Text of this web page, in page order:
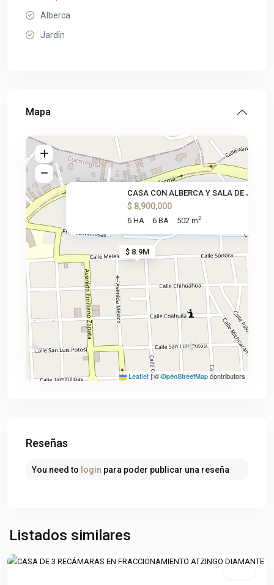
Alberca
Jardín
Mapa
$ 8.9M
CASA CON ALBERCA Y SALA DE JUE
$ 8,900,000
6 HA 6 BA 502 m2
Leaflet |©OpenStreetMapcontributors
Reseñas
You need to login para poder publicar una reseña
Listados similares
Burgos
Temixco